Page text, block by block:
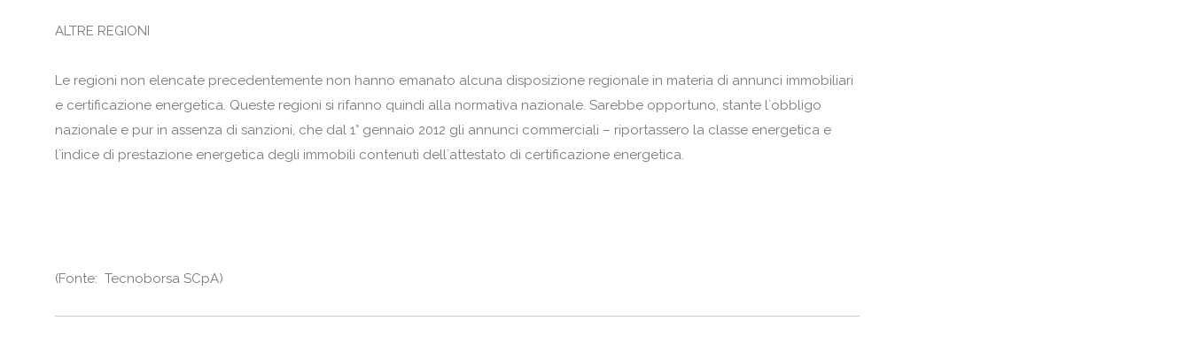
ALTRE REGIONI
Le regioni non elencate precedentemente non hanno emanato alcuna disposizione regionale in materia di annunci immobiliari
e certificazione energetica. Queste regioni si rifanno quindi alla normativa nazionale. Sarebbe opportuno, stante l`obbligo
nazionale e pur in assenza di sanzioni, che dal 1° gennaio 2012 gli annunci commerciali – riportassero la classe energetica e
l`indice di prestazione energetica degli immobili contenuti dell`attestato di certificazione energetica.
(Fonte: Tecnoborsa SCpA)